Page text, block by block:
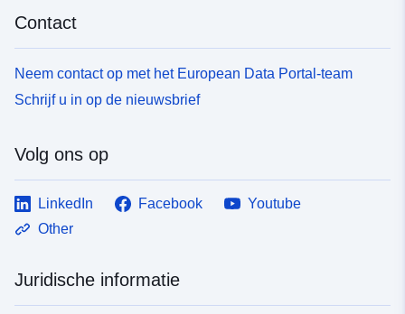
Contact
Neem contact op met het European Data Portal-team
Schrijf u in op de nieuwsbrief
Volg ons op
LinkedIn Facebook
Youtube
Other
Juridische informatie